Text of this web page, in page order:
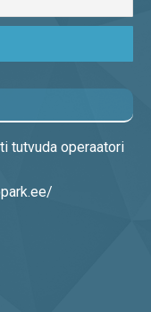
tutvuda operaatori